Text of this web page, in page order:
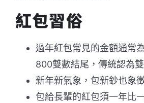
紅包習俗
過年紅包常見的金額通常
800雙數結尾，傳統認為
新年新氣象，包新鈔也象
包給長輩的紅包須一年比